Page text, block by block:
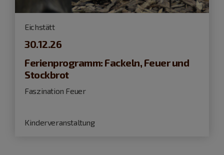
Eichstätt
30.12.26
Ferienprogramm: Fackeln, Feuer und
Stockbrot
Faszination Feuer
Kinderveranstaltung